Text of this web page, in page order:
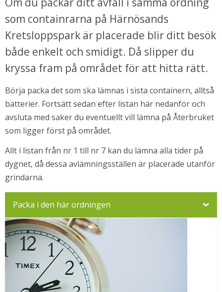
som containrarna på Härnösands
Kretsloppspark är placerade blir ditt besök
både enkelt och smidigt. Då slipper du
kryssa fram på området för att hitta rätt.
Börja packa det som ska lämnas i sista containern, alltså
batterier. Fortsätt sedan efter listan här nedanför och
avsluta med saker du eventuellt vill lämna på Återbruket
som ligger först på området.
Allt i listan från nr 1 till nr 7 kan du lämna alla tider på
dygnet, då dessa avlämningsställen är placerade utanför
grindarna.
Packa i den här ordningen